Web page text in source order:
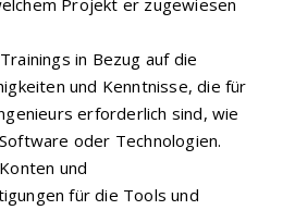
Projekt er zugewiesen
in Bezug auf die
und Kenntnisse, die für
erforderlich sind, wie
oder Technologien.
und
für die Tools und